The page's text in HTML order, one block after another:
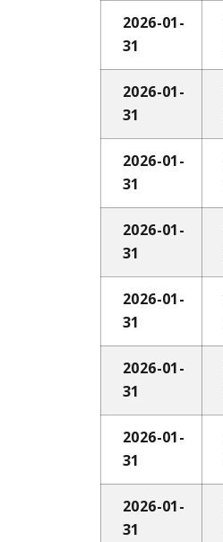
2026-01-
31
2026-01-
31
2026-01-
31
2026-01-
31
2026-01-
31
2026-01-
31
2026-01-
31
2026-01-
31